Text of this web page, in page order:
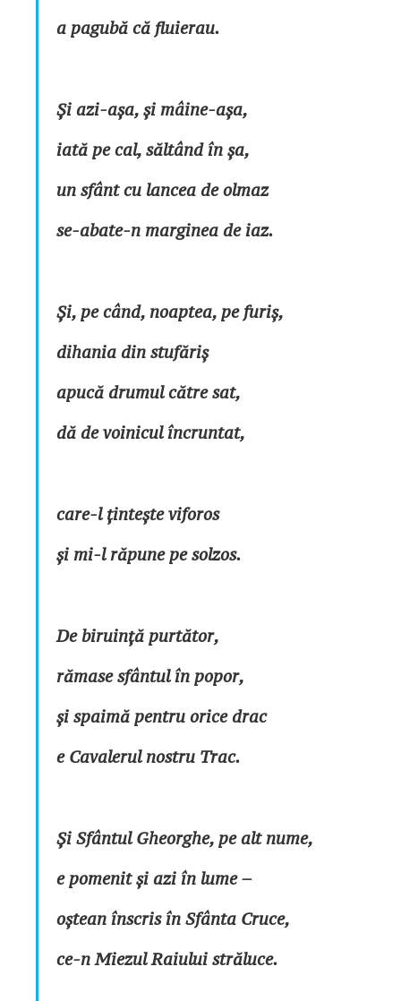
a pagubă că fluierau.
Și azi-așa, și mâine-așa,
iată pe cal, săltând în șa,
un sfânt cu lancea de olmaz
se-abate-n marginea de iaz.
Și, pe când, noaptea, pe furiș,
dihania din stufăriș
apucă drumul către sat,
dă de voinicul încruntat,
care-l țintește viforos
și mi-l răpune pe solzos.
De biruință purtător,
rămase sfântul în popor,
și spaimă pentru orice drac
e Cavalerul nostru Trac.
Și Sfântul Gheorghe, pe alt nume,
e pomenit și azi în lume –
oștean înscris în Sfânta Cruce,
ce-n Miezul Raiului străluce.